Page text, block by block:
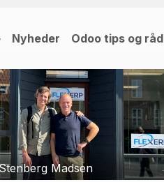
Nyheder Odoo tips og råd
Madsen